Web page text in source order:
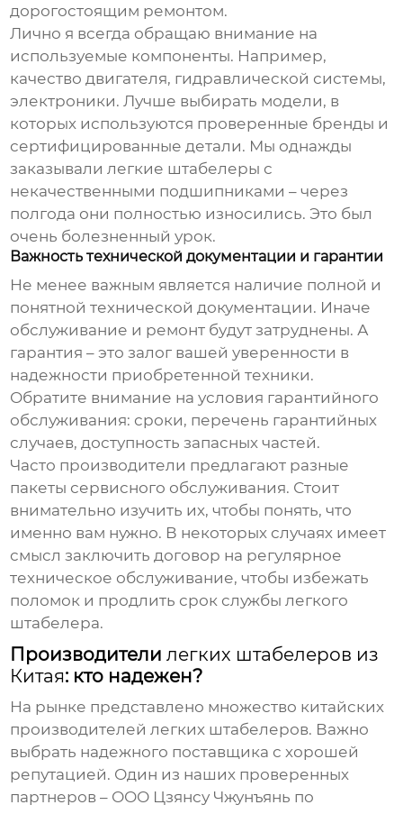
дорогостоящим ремонтом.
Лично я всегда обращаю внимание на
используемые компоненты. Например,
качество двигателя, гидравлической системы,
электроники. Лучше выбирать модели, в
которых используются проверенные бренды и
сертифицированные детали. Мы однажды
заказывали легкие штабелеры с
некачественными подшипниками – через
полгода они полностью износились. Это был
очень болезненный урок.
Важность технической документации и гарантии
Не менее важным является наличие полной и
понятной технической документации. Иначе
обслуживание и ремонт будут затруднены. А
гарантия – это залог вашей уверенности в
надежности приобретенной техники.
Обратите внимание на условия гарантийного
обслуживания: сроки, перечень гарантийных
случаев, доступность запасных частей.
Часто производители предлагают разные
пакеты сервисного обслуживания. Стоит
внимательно изучить их, чтобы понять, что
именно вам нужно. В некоторых случаях имеет
смысл заключить договор на регулярное
техническое обслуживание, чтобы избежать
поломок и продлить срок службы легкого
штабелера.
Производителилегких штабелеров из
Китая: кто надежен?
На рынке представлено множество китайских
производителей легких штабелеров. Важно
выбрать надежного поставщика с хорошей
репутацией. Один из наших проверенных
партнеров – ООО Цзянсу Чжунъянь по